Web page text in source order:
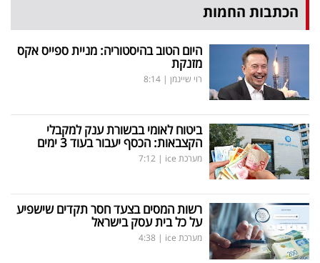
הכתבות החמות
היום הטוב בהיסטוריה: מניית ספייס אקס
מזנקת
רוי שיינמן |
8:14
ביטוח לאומי בבשורת ענק למקבלי
הקצבאות: הכסף יעבור בעוד 3 ימים
מערכת ice |
7:12
רשות המסים בצעד חסר תקדים שישפיע
על כל בית עסק בישראל
מערכת ice |
4:38